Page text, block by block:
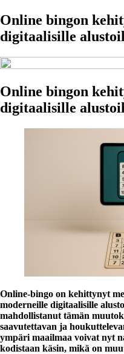
Online bingon
digitaalisille
Online bingon
digitaalisille
Online-bingo on kehittynyt
moderneille digitaalisille
mahdollistanut tämän
saavutettavan ja
ympäri maailmaa voivat nyt
kodistaan käsin, mikä on